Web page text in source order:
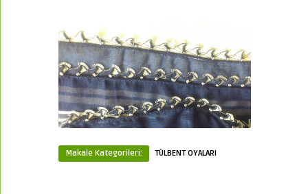
Makale Kategorileri: TÜLBENT OYALARI